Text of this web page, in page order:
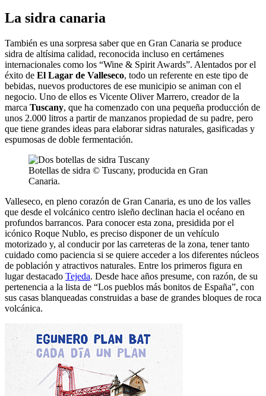
La sidra canaria
También es una sorpresa saber que en Gran Canaria se produce
sidra de altísima calidad, reconocida incluso en certámenes
internacionales como los “Wine & Spirit Awards”. Alentados por el
éxito de El Lagar de Valleseco, todo un referente en este tipo de
bebidas, nuevos productores de ese municipio se animan con el
negocio. Uno de ellos es Vicente Oliver Marrero, creador de la
marca Tuscany, que ha comenzado con una pequeña producción de
unos 2.000 litros a partir de manzanos propiedad de su padre, pero
que tiene grandes ideas para elaborar sidras naturales, gasificadas y
espumosas de doble fermentación.
Botellas de sidra © Tuscany, producida en Gran
Canaria.
Valleseco, en pleno corazón de Gran Canaria, es uno de los valles
que desde el volcánico centro isleño declinan hacia el océano en
profundos barrancos. Para conocer esta zona, presidida por el
icónico Roque Nublo, es preciso disponer de un vehículo
motorizado y, al conducir por las carreteras de la zona, tener tanto
cuidado como paciencia si se quiere acceder a los diferentes núcleos
de población y atractivos naturales. Entre los primeros figura en
lugar destacado Tejeda. Desde hace años presume, con razón, de su
pertenencia a la lista de “Los pueblos más bonitos de España”, con
sus casas blanqueadas construidas a base de grandes bloques de roca
volcánica.